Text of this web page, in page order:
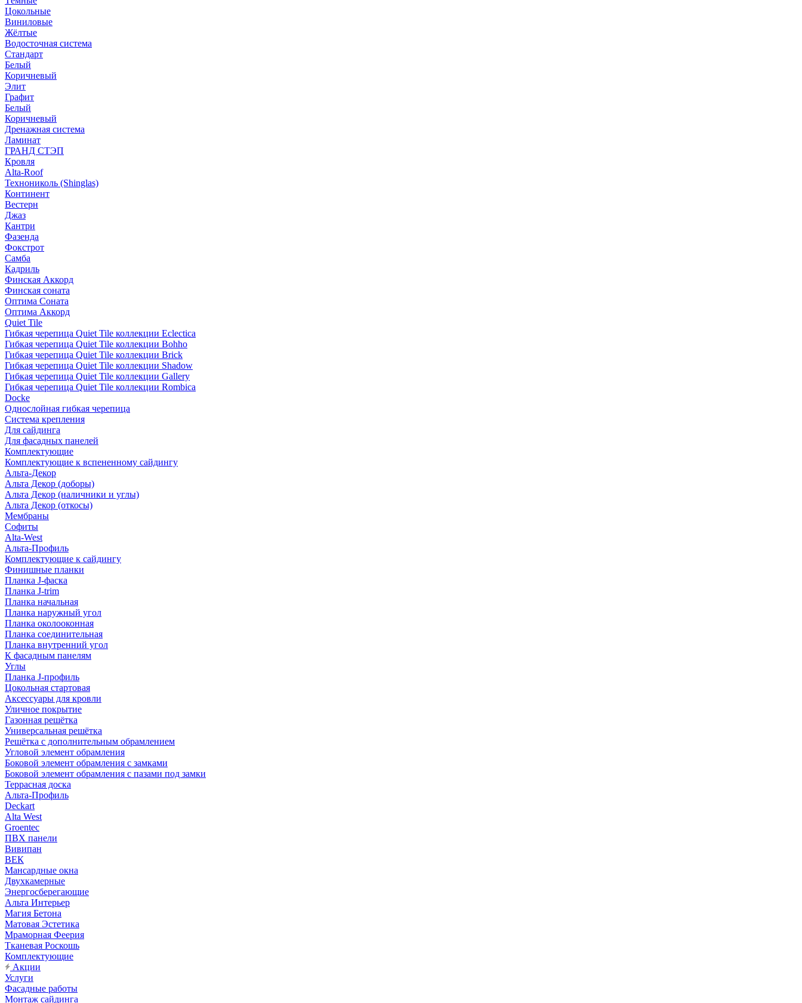
Цокольные
Виниловые
Жёлтые
Водосточная система
Стандарт
Белый
Коричневый
Элит
Графит
Белый
Коричневый
Дренажная система
Ламинат
ГРАНД СТЭП
Кровля
Alta-Roof
Технониколь (Shinglas)
Континент
Вестерн
Джаз
Кантри
Фазенда
Фокстрот
Самба
Кадриль
Финская Аккорд
Финская соната
Оптима Соната
Оптима Аккорд
Quiet Tile
Гибкая черепица Quiet Tile коллекции Eclectica
Гибкая черепица Quiet Tile коллекции Bohho
Гибкая черепица Quiet Tile коллекции Brick
Гибкая черепица Quiet Tile коллекции Shadow
Гибкая черепица Quiet Tile коллекции Gallery
Гибкая черепица Quiet Tile коллекции Rombica
Docke
Однослойная гибкая черепица
Система крепления
Для сайдинга
Для фасадных панелей
Комплектующие
Комплектующие к вспененному сайдингу
Альта-Декор
Альта Декор (доборы)
Альта Декор (наличники и углы)
Альта Декор (откосы)
Мембраны
Софиты
Alta-West
Альта-Профиль
Комплектующие к сайдингу
Финишные планки
Планка J-фаска
Планка J-trim
Планка начальная
Планка наружный угол
Планка околооконная
Планка соединительная
Планка внутренний угол
К фасадным панелям
Углы
Планка J-профиль
Цокольная стартовая
Аксессуары для кровли
Уличное покрытие
Газонная решётка
Универсальная решётка
Решётка с дополнительным обрамлением
Угловой элемент обрамления
Боковой элемент обрамления с замками
Боковой элемент обрамления с пазами под замки
Террасная доска
Альта-Профиль
Deckart
Alta West
Groentec
ПВХ панели
Вивипан
ВЕК
Мансардные окна
Двухкамерные
Энергосберегающие
Альта Интерьер
Магия Бетона
Матовая Эстетика
Мраморная Феерия
Тканевая Роскошь
Комплектующие
Акции
Услуги
Фасадные работы
Монтаж сайдинга